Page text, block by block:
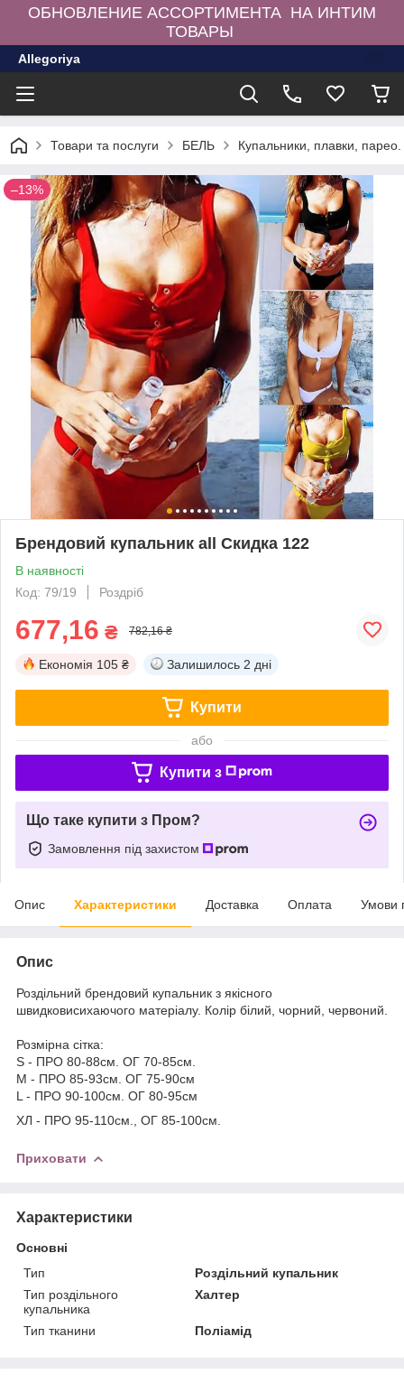
ОБНОВЛЕНИЕ АССОРТИМЕНТА НА ИНТИМ
ТОВАРЫ
Allegoriya
Товари та послуги БЕЛЬ Купальники, плавки, парео.
–13%
Брендовий купальник all Скидка 122
В наявності
Код: 79/19
Роздріб
677,16 ₴ 782,16 ₴
Економія 105 ₴ Залишилось 2 дні
Купити
або
Купити з
Що таке купити з Пром?
Замовлення під захистом
Опис Характеристики Доставка Оплата Умови
Опис
Роздільний брендовий купальник з якісного
швидковисихаючого матеріалу. Колір білий, чорний, червоний.
Розмірна сітка:
S - ПРО 80-88см. ОГ 70-85см.
M - ПРО 85-93см. ОГ 75-90см
L - ПРО 90-100см. ОГ 80-95см
ХЛ - ПРО 95-110см., ОГ 85-100см.
Приховати
Характеристики
Основні
Тип
Роздільний купальник
Тип роздільного
купальника
Халтер
Тип тканини Поліамід